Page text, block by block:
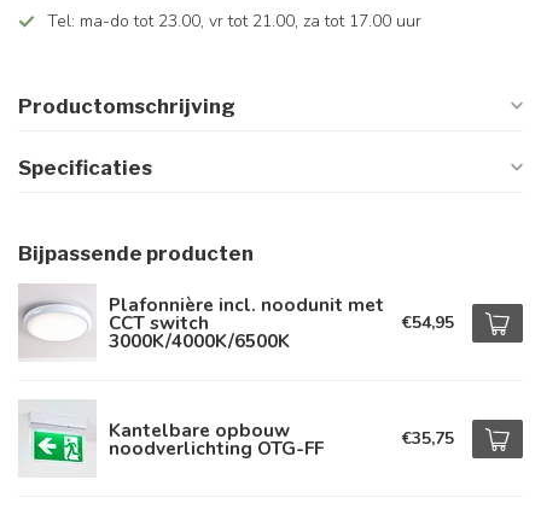
Tel: ma-do tot 23.00, vr tot 21.00, za tot 17.00 uur
Productomschrijving
Specificaties
Bijpassende producten
Plafonnière incl. noodunit met
CCT switch
3000K/4000K/6500K
€54,95
Kantelbare opbouw
noodverlichting OTG-FF €35,75